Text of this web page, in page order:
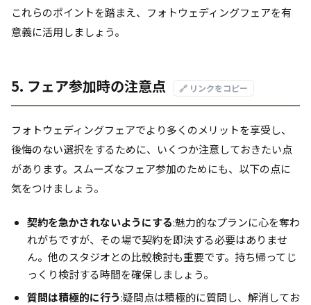
これらのポイントを踏まえ、フォトウェディングフェアを有
意義に活用しましょう。
5. フェア参加時の注意点 🔗 リンクをコピー
フォトウェディングフェアでより多くのメリットを享受し、
後悔のない選択をするために、いくつか注意しておきたい点
があります。スムーズなフェア参加のためにも、以下の点に
気をつけましょう。
契約を急かされないようにする:魅力的なプランに心を奪わ
れがちですが、その場で契約を即決する必要はありませ
ん。他のスタジオとの比較検討も重要です。持ち帰ってじ
っくり検討する時間を確保しましょう。
質問は積極的に行う:疑問点は積極的に質問し、解消してお